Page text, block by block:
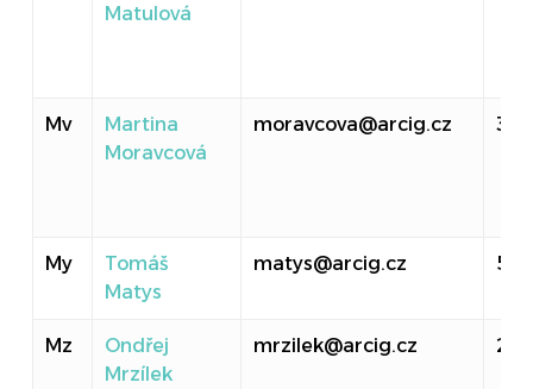
Matulová
Mv
Martina
Moravcová
moravcova@arcig.cz
My
Tomáš
Matys
matys@arcig.cz
Mz
Ondřej
Mrzílek
mrzilek@arcig.cz